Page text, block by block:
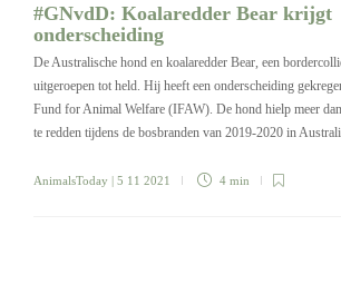
#GNvdD: Koalaredder Bear krijgt
onderscheiding
De Australische hond en koalaredder Bear, een
uitgeroepen tot held. Hij heeft een onderscheiding
Fund for Animal Welfare (IFAW). De hond hielp meer
te redden tijdens de bosbranden van 2019-2020 in
AnimalsToday | 5 11 2021 4 min